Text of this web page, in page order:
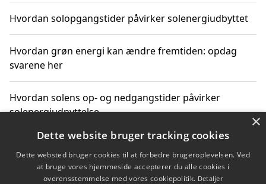
Hvordan solopgangstider påvirker solenergiudbyttet
Hvordan grøn energi kan ændre fremtiden: opdag
svarene her
Hvordan solens op- og nedgangstider påvirker
solenergiudnyttelse
Hvordan du får svar på energispørgsmål om
vedvarende energikilder
×
Dette website bruger tracking cookies
Dette websted bruger cookies til at forbedre brugeroplevelsen. Ved
at bruge vores hjemmeside accepterer du alle cookies i
overensstemmelse med vores cookiepolitik. Detaljer